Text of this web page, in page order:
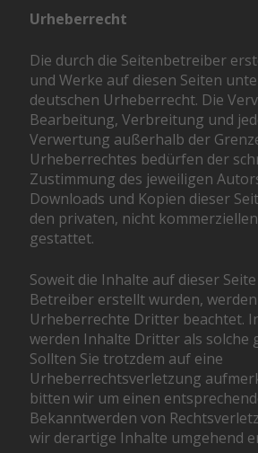
Urheberrecht
Die durch die Seitenbetreiber
und Werke auf diesen Seiten
deutschen Urheberrecht. Die
Bearbeitung, Verbreitung und
Verwertung außerhalb der
Urheberrechtes bedürfen der
Zustimmung des jeweiligen
Downloads und Kopien dieser
den privaten, nicht
gestattet.
Soweit die Inhalte auf dieser
Betreiber erstellt wurden,
Urheberrechte Dritter beachtet.
werden Inhalte Dritter als solche
Sollten Sie trotzdem auf eine
Urheberrechtsverletzung
bitten wir um einen
Bekanntwerden von
wir derartige Inhalte umgehend